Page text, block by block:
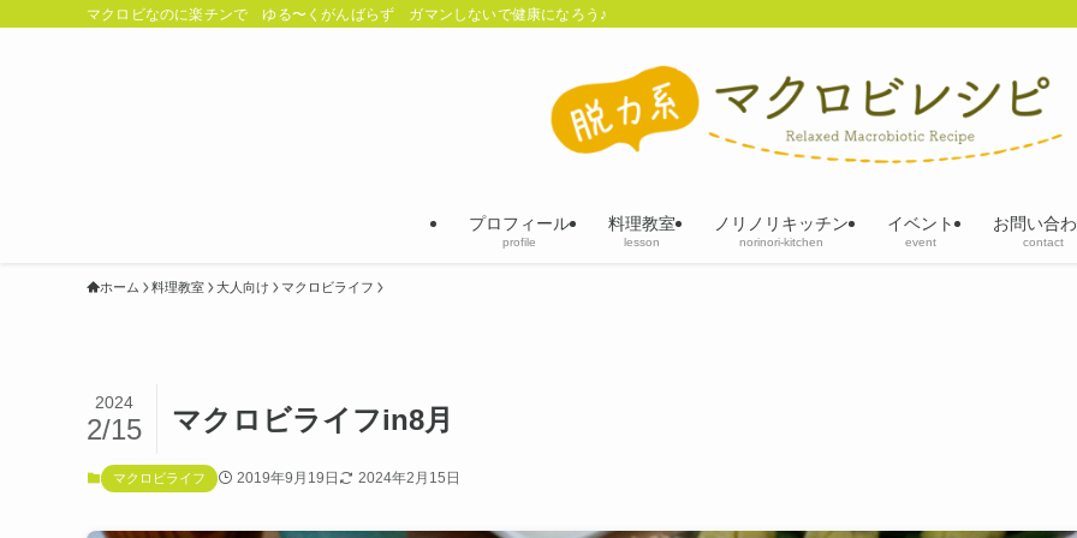
マクロビなのに楽チンで ゆる〜くがんばらず ガマンしないで健康になろう♪
プロフィール
profile
料理教室
lesson
ノリノリキッチン
norinori-kitchen
イベント
event
お問い合
contact
ホーム 料理教室 大人向け マクロビライフ
マクロビライフin8月
2024
2/15
マクロビライフ 2019年9月19日 2024年2月15日